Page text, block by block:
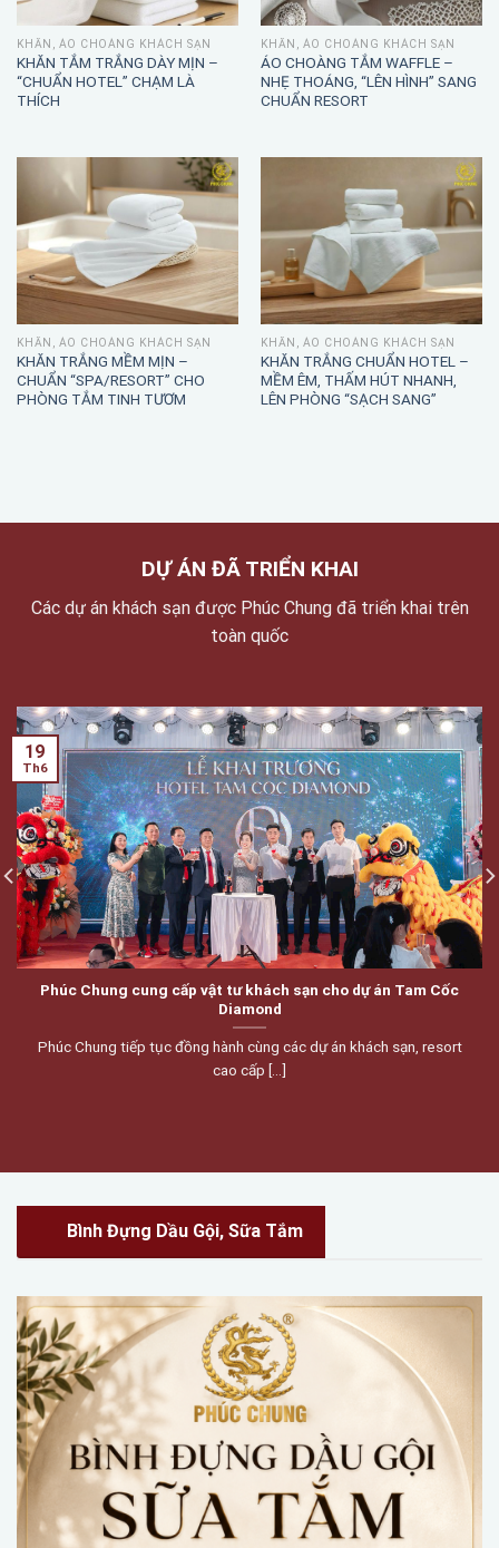
KHĂN, ÁO CHOÀNG KHÁCH SẠN
KHĂN TẮM TRẮNG DÀY MỊN –
“CHUẨN HOTEL” CHẠM LÀ
THÍCH
KHĂN, ÁO CHOÀNG KHÁCH SẠN
ÁO CHOÀNG TẮM WAFFLE –
NHẸ THOÁNG, “LÊN HÌNH” SANG
CHUẨN RESORT
KHĂN, ÁO CHOÀNG KHÁCH SẠN
KHĂN TRẮNG MỀM MỊN –
CHUẨN “SPA/RESORT” CHO
PHÒNG TẮM TINH TƯƠM
KHĂN, ÁO CHOÀNG KHÁCH SẠN
KHĂN TRẮNG CHUẨN HOTEL –
MỀM ÊM, THẤM HÚT NHANH,
LÊN PHÒNG “SẠCH SANG”
DỰ ÁN ĐÃ TRIỂN KHAI
Các dự án khách sạn được Phúc Chung đã triển khai trên
toàn quốc
Phúc Chung cung cấp vật tư khách sạn cho dự án Tam Cốc
Diamond
Phúc Chung tiếp tục đồng hành cùng các dự án khách sạn, resort
cao cấp [...]
19
Th6
Bình Đựng Dầu Gội, Sữa Tắm